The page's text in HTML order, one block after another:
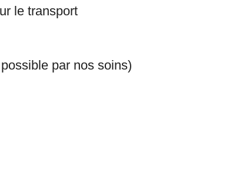
le transport
par nos soins)